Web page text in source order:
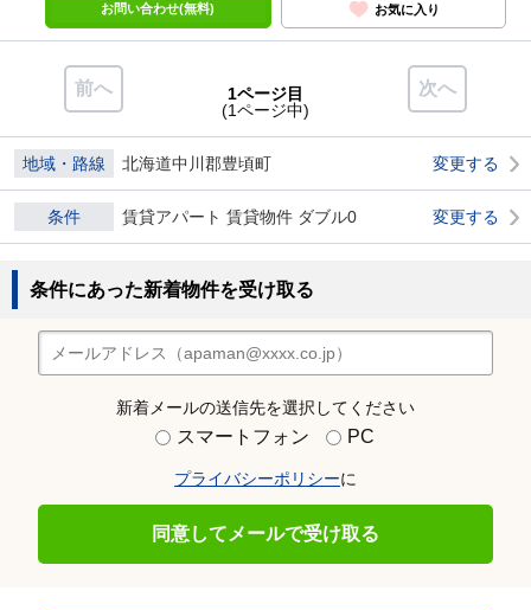
お問い合わせ(無料) お気に入り
前へ 次へ
1ページ目
(1ページ中)
地域・路線 北海道中川郡豊頃町 変更する
条件 賃貸アパート 賃貸物件 ダブル0 変更する
条件にあった新着物件を受け取る
新着メールの送信先を選択してください
スマートフォン PC
プライバシーポリシーに
同意してメールで受け取る